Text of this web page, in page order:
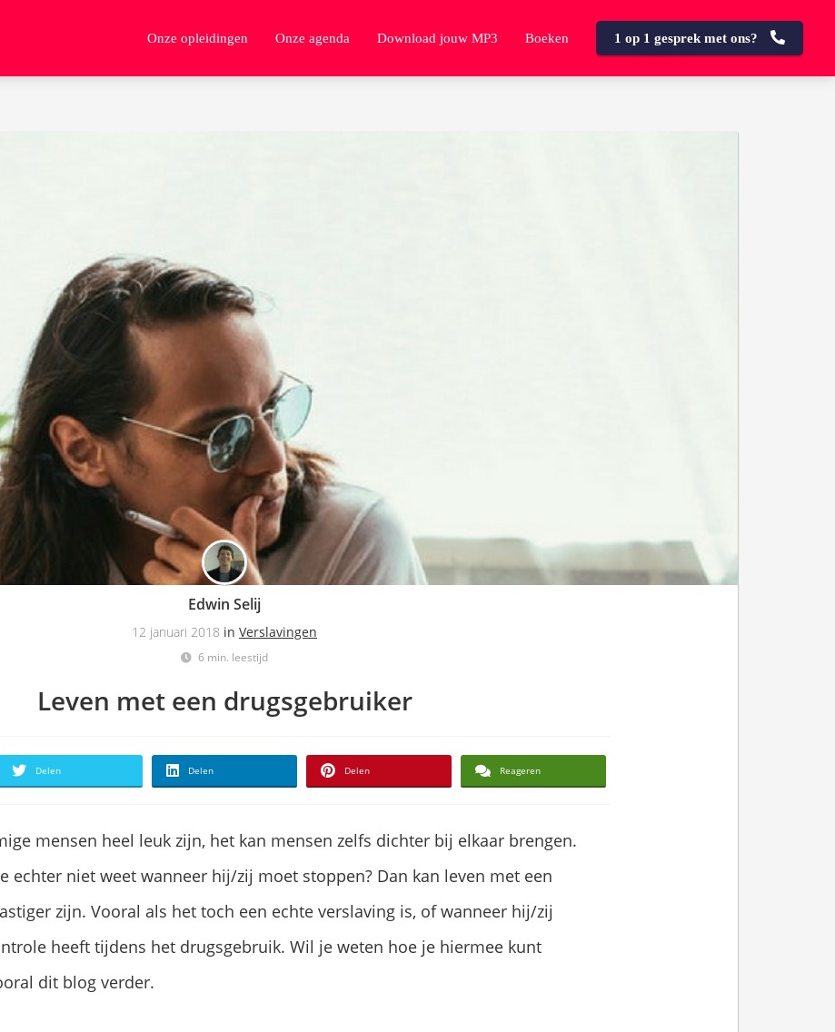
Onze opleidingen Onze agenda Download jouw MP3 Boeken 1 op 1 gesprek met ons?
Edwin Selij
12 januari 2018 in Verslavingen
6 min. leestijd
Leven met een drugsgebruiker
Delen Delen Delen Reageren
mensen heel leuk zijn, het kan mensen zelfs dichter bij elkaar brengen.
echter niet weet wanneer hij/zij moet stoppen? Dan kan leven met een
zijn. Vooral als het toch een echte verslaving is, of wanneer hij/zij
heeft tijdens het drugsgebruik. Wil je weten hoe je hiermee kunt
dit blog verder.